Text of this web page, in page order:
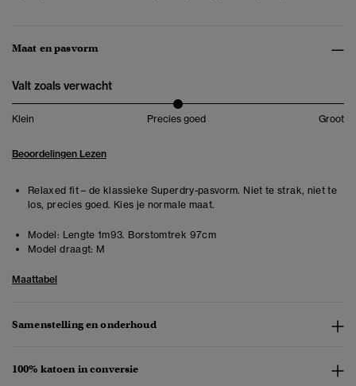
Maat en pasvorm
Valt zoals verwacht
Klein Precies goed Groot
Beoordelingen Lezen
Relaxed fit – de klassieke Superdry-pasvorm. Niet te strak, niet te
los, precies goed. Kies je normale maat.
Model: Lengte 1m93. Borstomtrek 97cm
Model draagt: M
Maattabel
Samenstelling en onderhoud
100% katoen in conversie